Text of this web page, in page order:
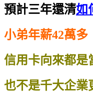
預計三年還清如
小弟年薪42萬多
信用卡向來都是
也不是千大企業